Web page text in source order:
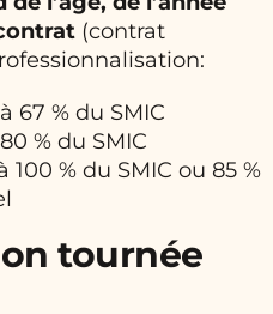
(contrat
67 % du SMIC
% du SMIC
100 % du SMIC ou 85 %
tournée